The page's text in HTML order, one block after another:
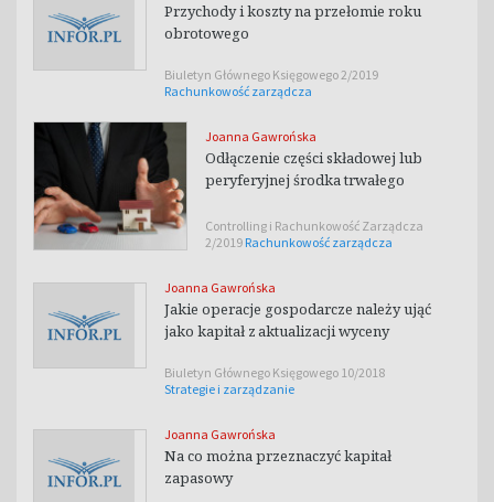
Przychody i koszty na przełomie roku
obrotowego
Biuletyn Głównego Księgowego 2/2019
Rachunkowość zarządcza
Joanna Gawrońska
Odłączenie części składowej lub
peryferyjnej środka trwałego
Controlling i Rachunkowość Zarządcza
2/2019 Rachunkowość zarządcza
Joanna Gawrońska
Jakie operacje gospodarcze należy ująć
jako kapitał z aktualizacji wyceny
Biuletyn Głównego Księgowego 10/2018
Strategie i zarządzanie
Joanna Gawrońska
Na co można przeznaczyć kapitał
zapasowy